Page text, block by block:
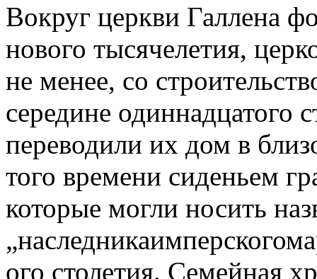
Вокруг церкви Галлена
нового тысячелетия,
не менее, со
середине одиннадцатого
переводили их дом в
того времени сиденьем
которые могли носить
ого столетия. Семейная